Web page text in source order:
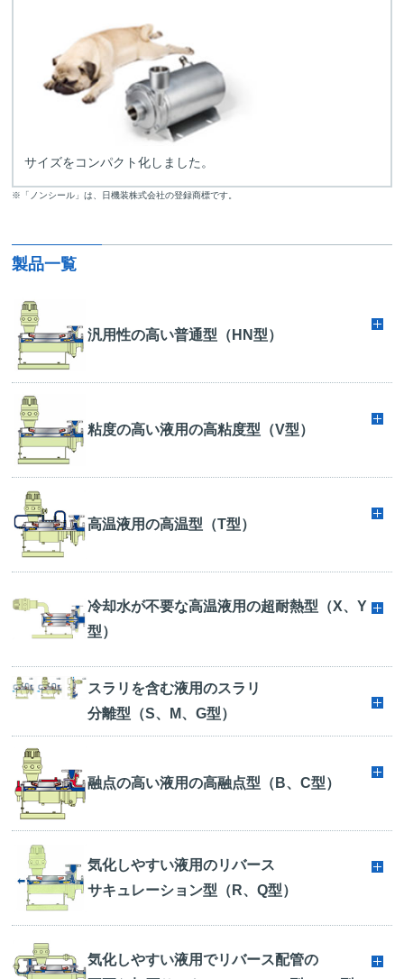
サイズをコンパクト化しました。
※「ノンシール」は、日機装株式会社の登録商標です。
製品一覧
汎用性の高い普通型（HN型）
粘度の高い液用の高粘度型（V型）
高温液用の高温型（T型）
冷却水が不要な高温液用の超耐熱型（X、Y
型）
スラリを含む液用のスラリ
分離型（S、M、G型）
融点の高い液用の高融点型（B、C型）
気化しやすい液用のリバース
サキュレーション型（R、Q型）
気化しやすい液用でリバース配管の